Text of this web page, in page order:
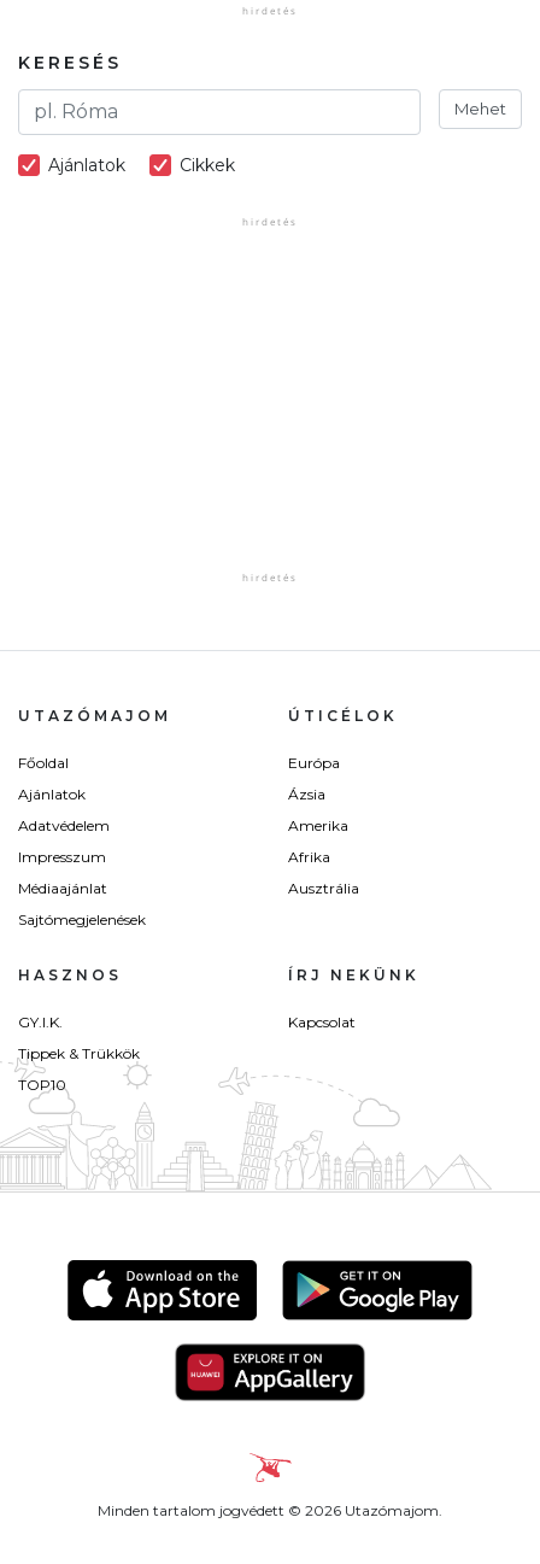
KERESÉS
Mehet
Ajánlatok Cikkek
UTAZÓMAJOM
Főoldal
Ajánlatok
Adatvédelem
Impresszum
Médiaajánlat
Sajtómegjelenések
ÚTICÉLOK
Európa
Ázsia
Amerika
Afrika
Ausztrália
HASZNOS
GY.I.K.
Tippek & Trükkök
TOP10
ÍRJ NEKÜNK
Kapcsolat
Minden tartalom jogvédett © 2026 Utazómajom.